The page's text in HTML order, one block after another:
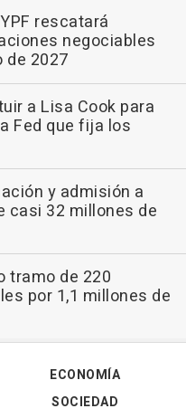
rescatará
negociables
de 2027
a Lisa Cook para
Fed que fija los
y admisión a
casi 32 millones de
tramo de 220
por 1,1 millones de
ECONOMÍA
SOCIEDAD